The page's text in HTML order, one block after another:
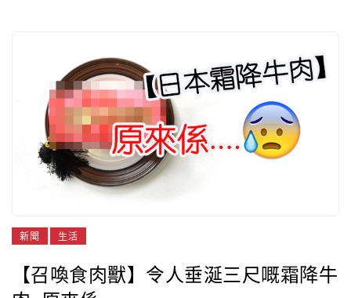
新聞 生活
【召喚食肉獸】令人垂涎三尺嘅霜降牛